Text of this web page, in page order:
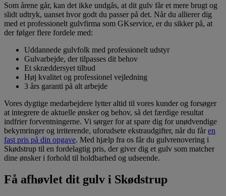
Som årene går, kan det ikke undgås, at dit gulv får et mere brugt og
slidt udtryk, uanset hvor godt du passer på det. Når du allierer dig
med et professionelt gulvfirma som GKservice, er du sikker på, at
der følger flere fordele med:
Uddannede gulvfolk med professionelt udstyr
Gulvarbejde, der tilpasses dit behov
Et skræddersyet tilbud
Høj kvalitet og professionel vejledning
3 års garanti på alt arbejde
Vores dygtige medarbejdere lytter altid til vores kunder og forsøger
at integrere de aktuelle ønsker og behov, så det færdige resultat
indfrier forventningerne. Vi sørger for at spare dig for unødvendige
bekymringer og irriterende, uforudsete ekstraudgifter, når du får en
fast pris på din opgave. Med hjælp fra os får du gulvrenovering i
Skødstrup til en fordelagtig pris, der giver dig et gulv som matcher
dine ønsker i forhold til holdbarhed og udseende.
Få afhøvlet dit gulv i Skødstrup